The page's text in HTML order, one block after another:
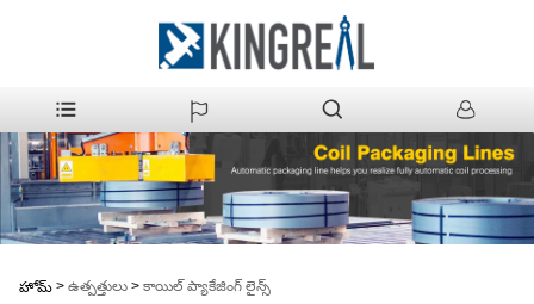
హోమ్ > ఉత్పత్తులు > కాయిల్ ప్యాకేజింగ్ లైన్స్